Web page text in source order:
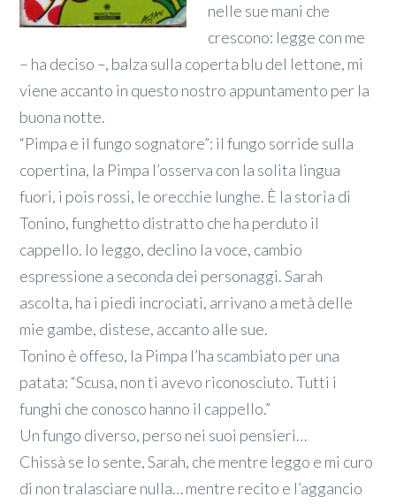
nelle sue mani che
crescono: legge con me
– ha deciso –, balza sulla coperta blu del lettone, mi
viene accanto in questo nostro appuntamento per la
buona notte.
“Pimpa e il fungo sognatore”: il fungo sorride sulla
copertina, la Pimpa l’osserva con la solita lingua
fuori, i pois rossi, le orecchie lunghe. È la storia di
Tonino, funghetto distratto che ha perduto il
cappello. Io leggo, declino la voce, cambio
espressione a seconda dei personaggi. Sarah
ascolta, ha i piedi incrociati, arrivano a metà delle
mie gambe, distese, accanto alle sue.
Tonino è offeso, la Pimpa l’ha scambiato per una
patata: “Scusa, non ti avevo riconosciuto. Tutti i
funghi che conosco hanno il cappello.”
Un fungo diverso, perso nei suoi pensieri…
Chissà se lo sente, Sarah, che mentre leggo e mi curo
di non tralasciare nulla… mentre recito e l’aggancio